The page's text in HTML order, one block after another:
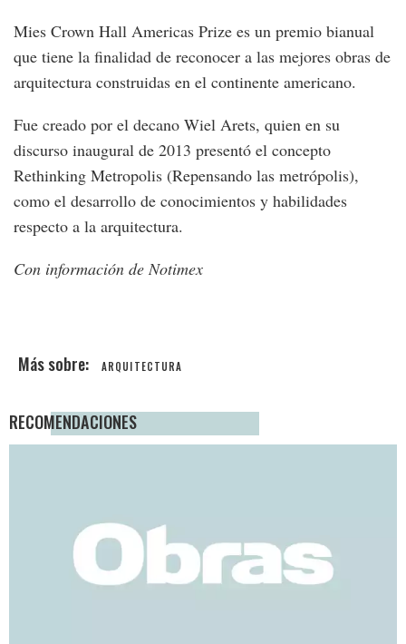
Mies Crown Hall Americas Prize es un premio bianual
que tiene la finalidad de reconocer a las mejores obras de
arquitectura construidas en el continente americano.
Fue creado por el decano Wiel Arets, quien en su
discurso inaugural de 2013 presentó el concepto
Rethinking Metropolis (Repensando las metrópolis),
como el desarrollo de conocimientos y habilidades
respecto a la arquitectura.
Con información de Notimex
ARQUITECTURA
RECOMENDACIONES